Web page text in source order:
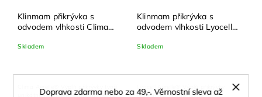
Doprava zdarma nebo za 49,-. Věrnostní sleva až
Klinmam přikrývka s
odvodem vlhkosti Clima
Skladem
Clima Aerelle® Výplň přikrývky tvoří
unikátní odlehčené jednodutinkové
Klinmam přikrývka s
odvodem vlhkosti Lyocell
135x200 cm
Skladem
Lyocell Aerelle® Výplň přikrývky
tvoří unikátní odlehčené